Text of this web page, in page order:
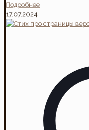
Подробнее
17.07.2024